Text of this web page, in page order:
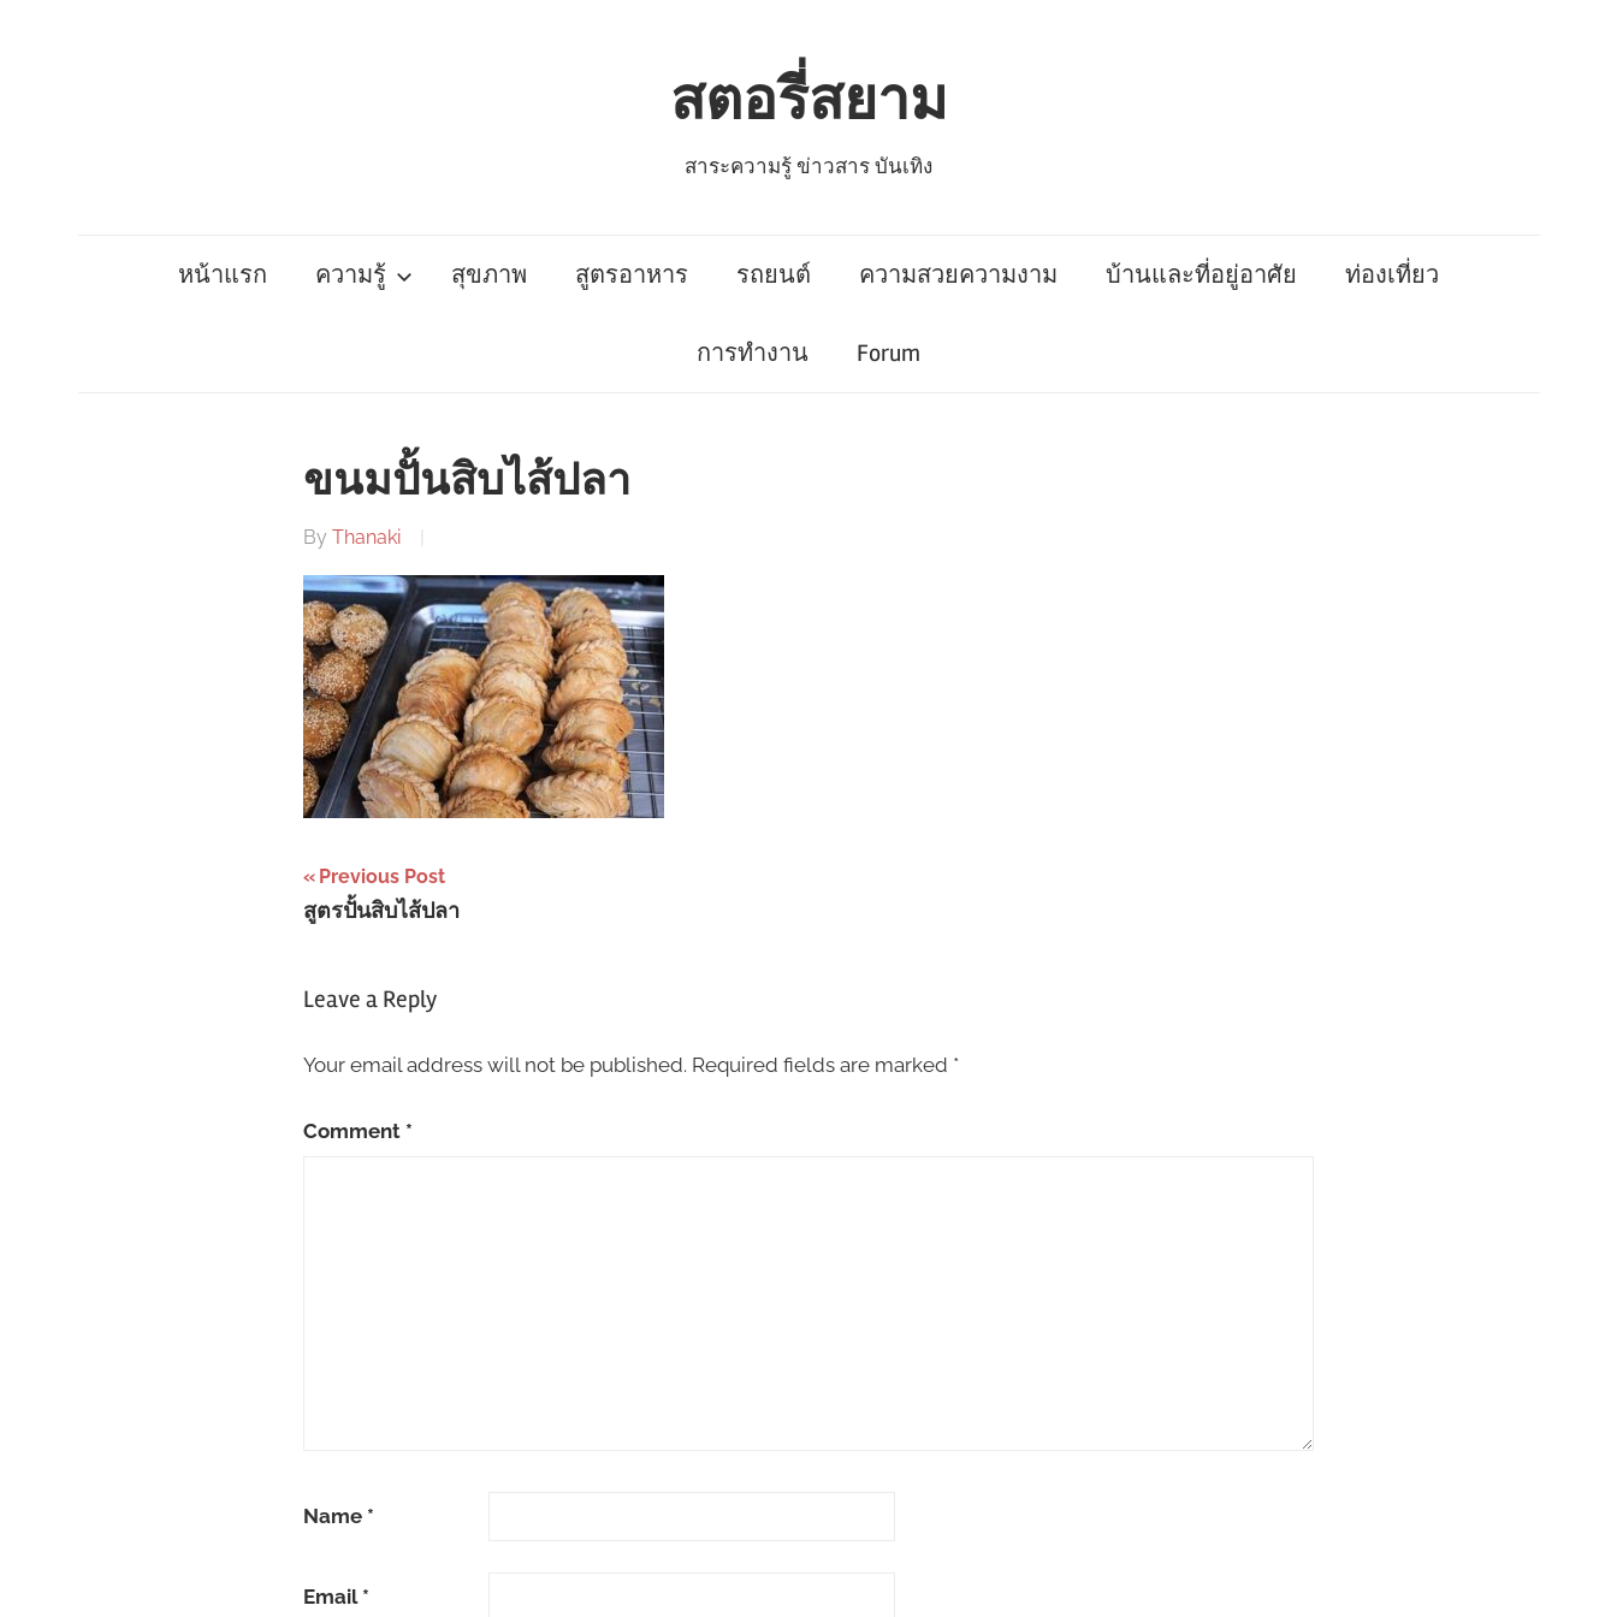
สตอรี่สยาม
สาระความรู้ ข่าวสาร บันเทิง
หน้าแรก ความรู้ สุขภาพ สูตรอาหาร รถยนต์ ความสวยความงาม บ้านและที่อยู่อาศัย ท่องเที่ยว
การทำงาน Forum
ขนมปั้นสิบไส้ปลา
By Thanaki
Post
navigation
Previous Post
สูตรปั้นสิบไส้ปลา
Leave a Reply
Your email address will not be published. Required fields are marked *
Comment *
Name *
Email *